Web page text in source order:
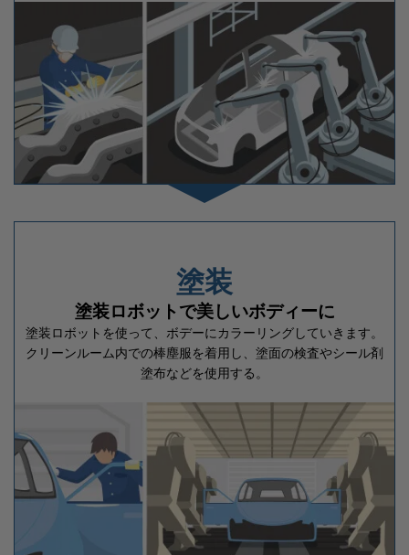
塗装
塗装ロボットで美しいボディーに
塗装ロボットを使って、ボデーにカラーリングしていきます。
クリーンルーム内での棒塵服を着用し、塗面の検査やシール剤
塗布などを使用する。